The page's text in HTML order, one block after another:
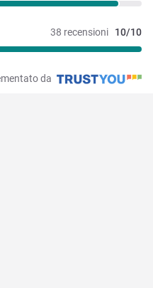
38 recensioni 10/10
da